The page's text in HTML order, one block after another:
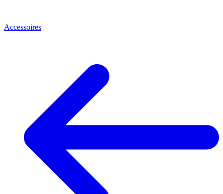
Accessoires